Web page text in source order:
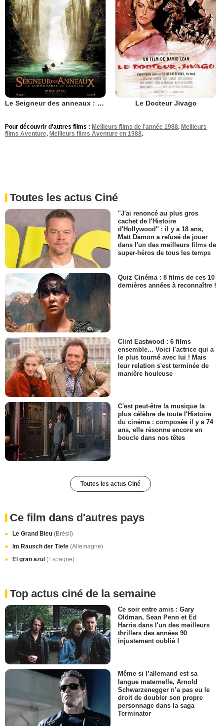
Le Seigneur des anneaux : la communauté de l'anneau Le Docteur Jivago
Pour découvrir d'autres films : Meilleurs films de l'année 1988, Meilleurs
films Aventure, Meilleurs films Aventure en 1988.
Toutes les actus Ciné
"J'ai renoncé au plus gros
cachet de l'Histoire
d'Hollywood" : il y a 18 ans,
Matt Damon a refusé de jouer
dans l'un des meilleurs films de
super-héros de tous les temps
Quiz Cinéma : 8 films de ces 10
dernières années à reconnaître !
Clint Eastwood : 6 films
ensemble... Voici l'actrice qui a
le plus tourné avec lui ! Mais
leur relation s'est terminée de
manière houleuse
C'est peut-être la musique la
plus célèbre de toute l'Histoire
du cinéma : composée il y a 74
ans, elle résonne encore en
boucle dans nos têtes
Toutes les actus Ciné
Ce film dans d'autres pays
Le Grand Bleu (Brésil)
Im Rausch der Tiefe (Allemagne)
El gran azul (Espagne)
Top actus ciné de la semaine
Ce soir entre amis : Gary
Oldman, Sean Penn et Ed
Harris dans l'un des meilleurs
thrillers des années 90
injustement oublié !
Même si l’allemand est sa
langue maternelle, Arnold
Schwarzenegger n’a pas eu le
droit de doubler son propre
personnage dans la saga
Terminator